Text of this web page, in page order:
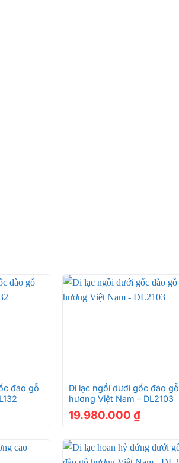
đào gỗ
Di lạc ngồi dưới gốc đào gỗ
hương Việt Nam – DL2103
19.980.000 ₫